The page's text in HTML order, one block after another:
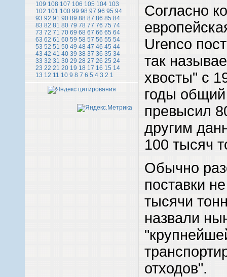
109 108 107 106 105 104 103
102 101 100 99 98 97 96 95 94
93 92 91 90 89 88 87 86 85 84
83 82 81 80 79 78 77 76 75 74
73 72 71 70 69 68 67 66 65 64
63 62 61 60 59 58 57 56 55 54
53 52 51 50 49 48 47 46 45 44
43 42 41 40 39 38 37 36 35 34
33 32 31 30 29 28 27 26 25 24
23 22 21 20 19 18 17 16 15 14
13 12 11 10 9 8 7 6 5 4 3 2 1
Согласно
Urenco
так
хвосты" с
годы
превысил
другим
100 тысяч
Обычно
поставки
тысячи
назвали
отходов".